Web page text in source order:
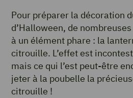
Pour préparer la décoration
d’Halloween, de
à un élément phare : la
citrouille. L’effet est
mais ce qui l’est peut-être
jeter à la poubelle la
citrouille !